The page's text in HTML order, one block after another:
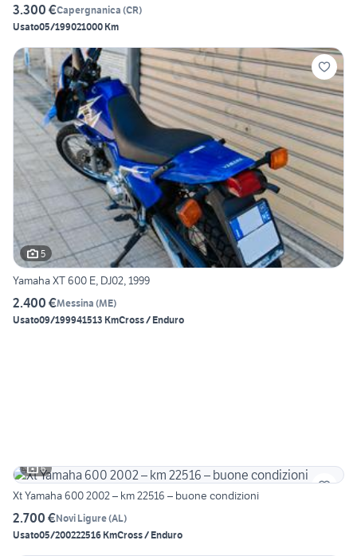
3.300 €Capergnanica (CR)
Usato05/199021000 Km
5
Yamaha XT 600 E, DJ02, 1999
2.400 €Messina (ME)
Usato09/199941513 KmCross / Enduro
6
Xt Yamaha 600 2002 – km 22516 – buone condizioni
2.700 €Novi Ligure(AL)
Usato05/200222516 KmCross / Enduro